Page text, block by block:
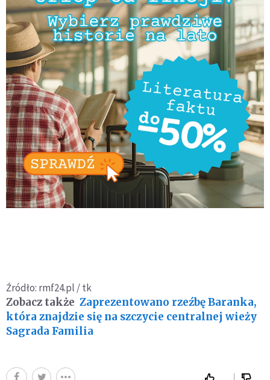
Źródło: rmf24.pl / tk
Zobacz także Zaprezentowano rzeźbę Baranka,
która znajdzie się na szczycie centralnej wieży
Sagrada Familia